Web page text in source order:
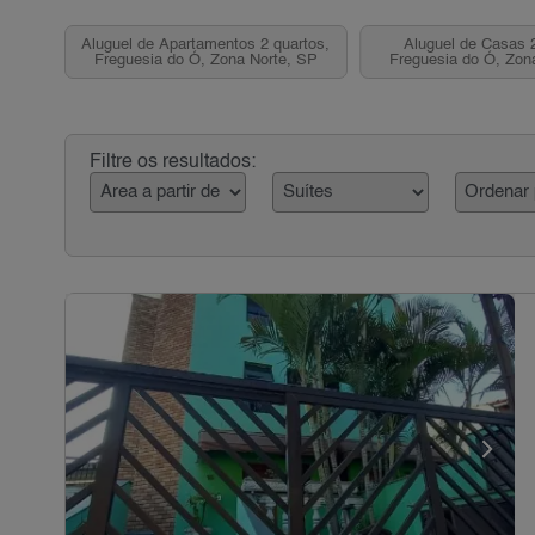
Aluguel de Apartamentos 2 quartos,
Freguesia do Ó, Zona Norte, SP
Aluguel de Casas
Freguesia do Ó,
Filtre os resultados: